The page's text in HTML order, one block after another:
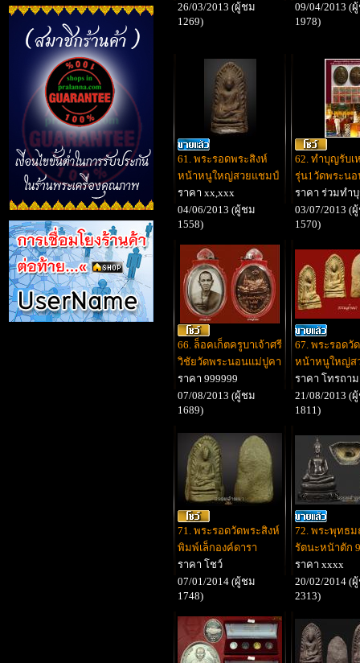
26/03/2013 (ผู้ชม
1269)
09/04/2013 (
1978)
61. พระรอดพระสิงห์
หน้าหนูใหญ่สวยแชมป์
ราคา xx,xxx
04/06/2013 (ผู้ชม
1558)
62. ทำบุญรับเ
รุ่น1วัดพระน
ราคา ร่วมทำ
03/07/2013 (
1570)
66. ล็อคเก็ตครูบาเจ้าศรี
วิชัยวัดพระนอนแม่ปูคา
ราคา 999999
07/08/2013 (ผู้ชม
1689)
67. พระรอดวั
หน้าหนูใหญ่ส
ราคา โทรถาม
21/08/2013 (
1811)
71. พระรอดวัดพระสิงห์
พิมพ์เล็กองค์ดารา
ราคา โชว์
07/01/2014 (ผู้ชม
1748)
72. พระพุทธ
รัตนะหนัาตัก
ราคา xxxx
20/02/2014 (
2313)